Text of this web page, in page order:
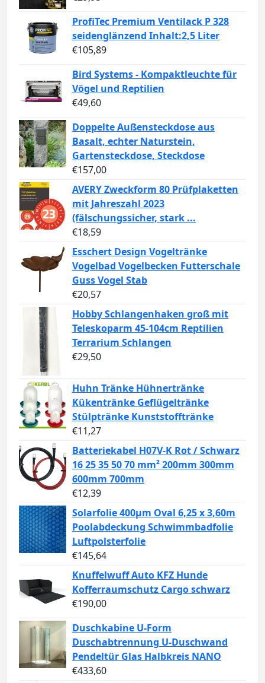
ProfiTec Premium Ventilack P 328
seidenglänzend Inhalt:2,5 Liter
€105,89
Bird Systems - Kompaktleuchte für
Vögel und Reptilien
€49,60
Doppelte Außensteckdose aus
Basalt, echter Naturstein,
Gartensteckdose, Steckdose
€157,00
AVERY Zweckform 80 Prüfplaketten
mit Jahreszahl 2023
(fälschungssicher, stark ...
€18,59
Esschert Design Vogeltränke
Vogelbad Vogelbecken Futterschale
Guss Vogel Stab
€20,57
Hobby Schlangenhaken groß mit
Teleskoparm 45-104cm Reptilien
Terrarium Schlangen
€29,50
Huhn Tränke Hühnertränke
Kükentränke Geflügeltränke
Stülptränke Kunststofftränke
€11,27
Batteriekabel H07V-K Rot / Schwarz
16 25 35 50 70 mm² 200mm 300mm
600mm 700mm
€12,39
Solarfolie 400µm Oval 6,25 x 3,60m
Poolabdeckung Schwimmbadfolie
Luftpolsterfolie
€145,64
Knuffelwuff Auto KFZ Hunde
Kofferraumschutz Cargo schwarz
€190,00
Duschkabine U-Form
Duschabtrennung U-Duschwand
Pendeltür Glas Halbkreis NANO
€433,60